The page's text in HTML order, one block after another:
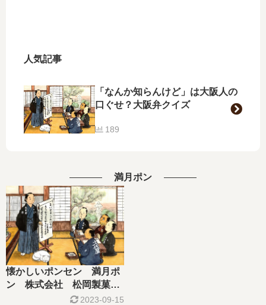
人気記事
「なんか知らんけど」は大阪人の
口ぐせ？大阪弁クイズ
189
満月ポン
懐かしいポンセン 満月ポ
ン 株式会社 松岡製菓
－大阪企業列伝－2023-09-15